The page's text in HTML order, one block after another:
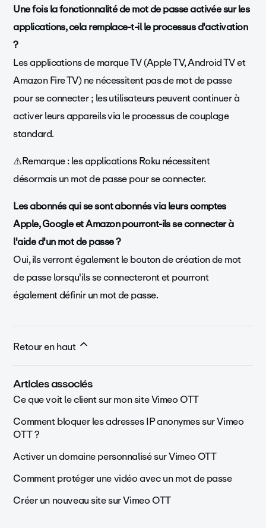
Une fois la fonctionnalité de mot de passe activée sur les
applications, cela remplace-t-il le processus d'activation
?
Les applications de marque TV (Apple TV, Android TV et
Amazon Fire TV) ne nécessitent pas de mot de passe
pour se connecter ; les utilisateurs peuvent continuer à
activer leurs appareils via le processus de couplage
standard.
⚠️Remarque : les applications Roku nécessitent
désormais un mot de passe pour se connecter.
Les abonnés qui se sont abonnés via leurs comptes
Apple, Google et Amazon pourront-ils se connecter à
l'aide d'un mot de passe ?
Oui, ils verront également le bouton de création de mot
de passe lorsqu'ils se connecteront et pourront
également définir un mot de passe.
Retour en haut
Articles associés
Ce que voit le client sur mon site Vimeo OTT
Comment bloquer les adresses IP anonymes sur Vimeo
OTT ?
Activer un domaine personnalisé sur Vimeo OTT
Comment protéger une vidéo avec un mot de passe
Créer un nouveau site sur Vimeo OTT